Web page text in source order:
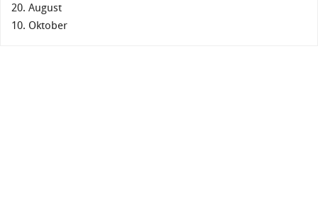
20. August
10. Oktober